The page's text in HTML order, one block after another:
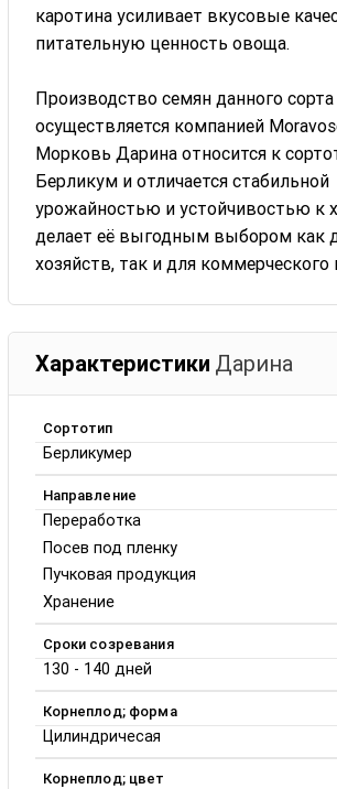
каротина усиливает вкусовые
питательную ценность овоща.
Производство семян данного сорта
осуществляется компанией
Морковь Дарина относится к
Берликум и отличается стабильной
урожайностью и устойчивостью к
делает её выгодным выбором как
хозяйств, так и для
Характеристики Дарина
Сортотип
Берликумер
Направление
Переработка
Посев под пленку
Пучковая продукция
Хранение
Сроки созревания
130 - 140 дней
Корнеплод; форма
Цилиндричесая
Корнеплод; цвет